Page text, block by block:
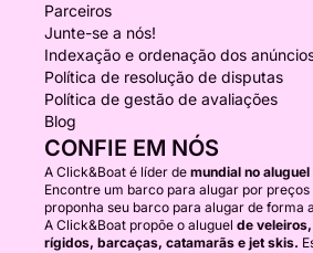
Parceiros
Junte-se a nós!
Indexação e ordenação dos
Política de resolução de disputas
Política de gestão de avaliações
Blog
CONFIE EM NÓS
A Click&Boat é líder de mundial no
Encontre um barco para alugar por
proponha seu barco para alugar de forma
A Click&Boat propõe o aluguel de
rígidos, barcaças, catamarãs e jet skis.